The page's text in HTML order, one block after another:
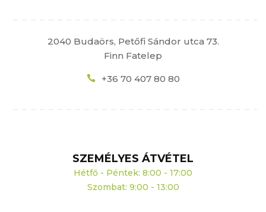
2040 Budaörs, Petőfi Sándor utca 73.
Finn Fatelep
+36 70 407 80 80
SZEMÉLYES ÁTVÉTEL
Hétfő - Péntek: 8:00 - 17:00
Szombat: 9:00 - 13:00